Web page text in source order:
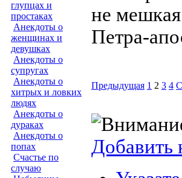
глупцах и
простаках
Анекдоты о
женщинах и
девушках
Анекдоты о
супругах
Анекдоты о
хитрых и ловких
людях
Анекдоты о
дураках
Анекдоты о
попах
Счастье по
случаю
не
Петра-
Предыдущая 1 2 3 4
Добавить